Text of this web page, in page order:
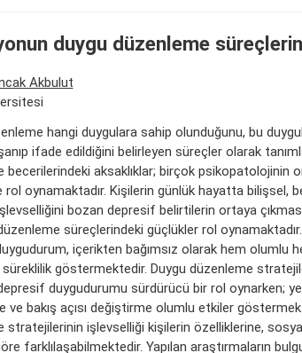
duygu düzenleme
Akbulut
hangi duygulara sahip olunduğunu, bu
ifade edildiğini belirleyen süreçler olarak
becerilerindeki aksaklıklar; birçok psikopatolojinin
oynamaktadır. Kişilerin günlük hayatta bilişsel,
bozan depresif belirtilerin ortaya
süreçlerindeki güçlükler rol
içerikten bağımsız olarak hem olumlu
süreklilik göstermektedir. Duygu düzenleme
duygudurumu sürdürücü bir rol oynarken;
ve bakış açısı değiştirme olumlu etkiler
stratejilerinin işlevselliği kişilerin özelliklerine,
farklılaşabilmektedir. Yapılan araştırmaların